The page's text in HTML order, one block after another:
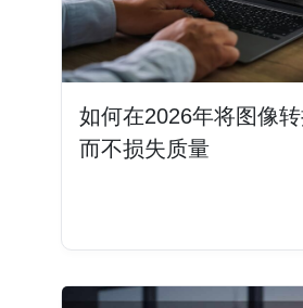
如何在2026年将图像
而不损失质量